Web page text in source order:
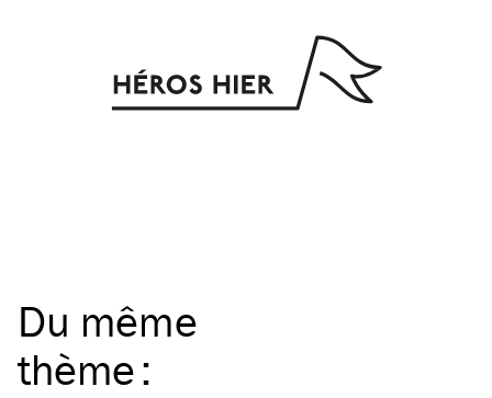
Du même
thème: